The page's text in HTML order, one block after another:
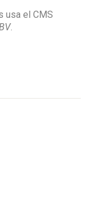
usa el CMS
.